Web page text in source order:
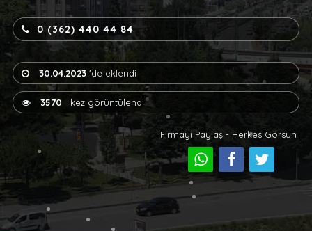
0 (362) 440 44 84
30.04.2023'de eklendi
3570 kez görüntülendi
Firmayı Paylaş - Herkes Görsün